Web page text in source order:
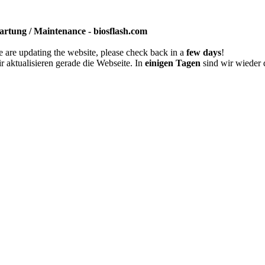
/ Maintenance - biosflash.com
are updating the website, please check back in a few days!
aktualisieren gerade die Webseite. In einigen Tagen sind wir wieder